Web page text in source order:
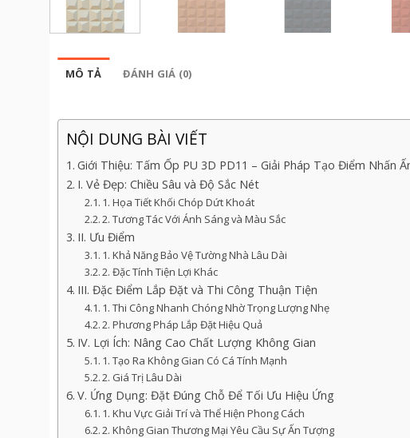
MÔ TẢ ĐÁNH GIÁ (0)
NỘI DUNG BÀI VIẾT
Giới Thiệu: Tấm Ốp PU 3D PD11 – Giải Pháp Tạo Điểm Nhấn
I. Vẻ Đẹp: Chiều Sâu và Độ Sắc Nét
1. Họa Tiết Khối Chóp Dứt Khoát
2. Tương Tác Với Ánh Sáng và Màu Sắc
II. Ưu Điểm
1. Khả Năng Bảo Vệ Tường Nhà Lâu Dài
2. Đặc Tính Tiện Lợi Khác
III. Đặc Điểm Lắp Đặt và Thi Công Thuận Tiện
1. Thi Công Nhanh Chóng Nhờ Trọng Lượng Nhẹ
2. Phương Pháp Lắp Đặt Hiệu Quả
IV. Lợi Ích: Nâng Cao Chất Lượng Không Gian
1. Tạo Ra Không Gian Có Cá Tính Mạnh
2. Giá Trị Lâu Dài
V. Ứng Dụng: Đặt Đúng Chỗ Để Tối Ưu Hiệu Ứng
1. Khu Vực Giải Trí và Thể Hiện Phong Cách
2. Không Gian Thương Mại Yêu Cầu Sự Ấn Tượng